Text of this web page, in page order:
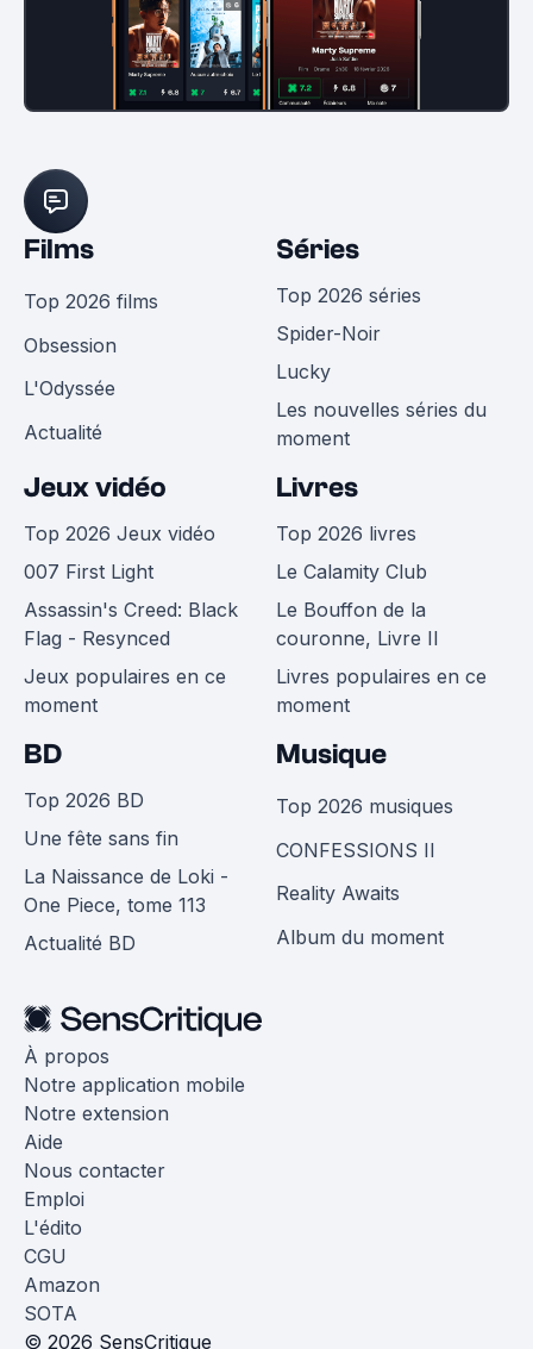
Films
Top 2026 films
Obsession
L'Odyssée
Actualité
Séries
Top 2026 séries
Spider-Noir
Lucky
Les nouvelles séries du
moment
Jeux vidéo
Top 2026 Jeux vidéo
007 First Light
Assassin's Creed: Black
Flag - Resynced
Jeux populaires en ce
moment
Livres
Top 2026 livres
Le Calamity Club
Le Bouffon de la
couronne, Livre II
Livres populaires en ce
moment
BD
Top 2026 BD
Une fête sans fin
La Naissance de Loki -
One Piece, tome 113
Actualité BD
Musique
Top 2026 musiques
CONFESSIONS II
Reality Awaits
Album du moment
À propos
Notre application mobile
Notre extension
Aide
Nous contacter
Emploi
L'édito
CGU
Amazon
SOTA
© 2026 SensCritique